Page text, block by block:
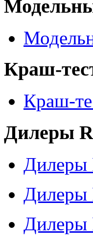
Краш-
Краш-
Дилеры
Дилеры
Дилеры
Дилеры